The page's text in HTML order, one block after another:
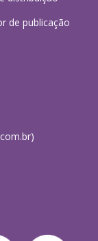
de publicação